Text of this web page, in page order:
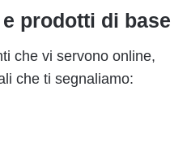
prodotti di base
che vi servono online,
che ti segnaliamo: